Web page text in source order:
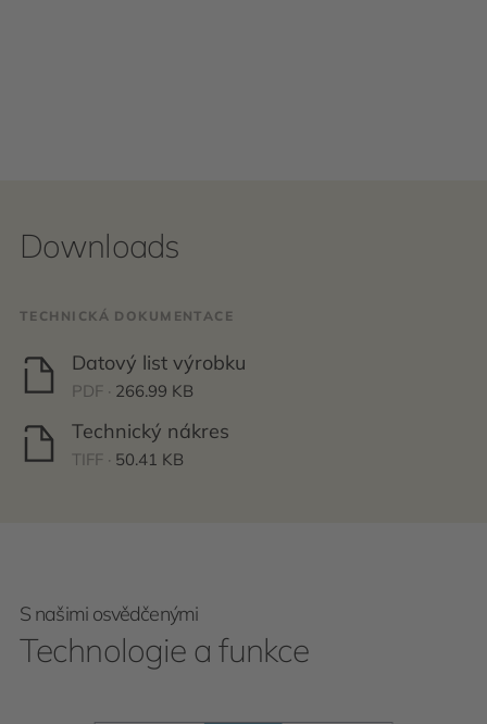
Downloads
TECHNICKÁ DOKUMENTACE
Datový list výrobku
PDF · 266.99 KB
Technický nákres
TIFF · 50.41 KB
S našimi osvědčenými
Technologie a funkce